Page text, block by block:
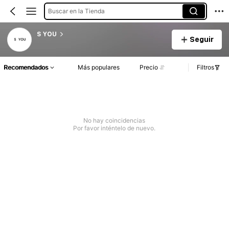
Buscar en la Tienda
S YOU
Seguir
Recomendados Más populares Precio Filtros
No hay coincidencias
Por favor inténtelo de nuevo.